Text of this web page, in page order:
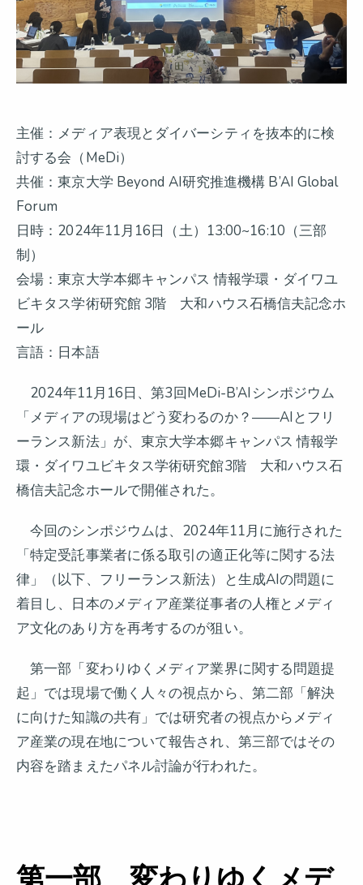
主催：メディア表現とダイバーシティを抜本的に検
討する会（MeDi）
共催：東京大学 Beyond AI研究推進機構 B’AI Global
Forum
日時：2024年11月16日（土）13:00~16:10（三部
制）
会場：東京大学本郷キャンパス 情報学環・ダイワユ
ビキタス学術研究館 3階 大和ハウス石橋信夫記念ホ
ール
言語：日本語
2024年11月16日、第3回MeDi-B’AIシンポジウム
「メディアの現場はどう変わるのか？――AIとフリ
ーランス新法」が、東京大学本郷キャンパス 情報学
環・ダイワユビキタス学術研究館3階 大和ハウス石
橋信夫記念ホールで開催された。
今回のシンポジウムは、2024年11月に施行された
「特定受託事業者に係る取引の適正化等に関する法
律」（以下、フリーランス新法）と生成AIの問題に
着目し、日本のメディア産業従事者の人権とメディ
ア文化のあり方を再考するのが狙い。
第一部「変わりゆくメディア業界に関する問題提
起」では現場で働く人々の視点から、第二部「解決
に向けた知識の共有」では研究者の視点からメディ
ア産業の現在地について報告され、第三部ではその
内容を踏まえたパネル討論が行われた。